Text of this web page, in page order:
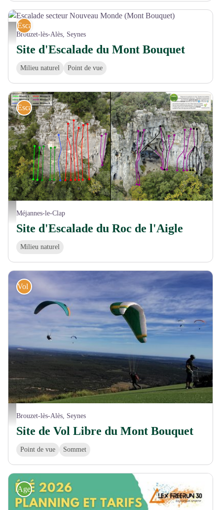
Escalade secteur Nouveau Monde (Mont Bouquet) - © A. GRIFFON - Dpt30
Escalade
Brouzet-lès-Alès, Seynes
Site d'Escalade du Mont Bouquet
Milieu naturel Point de vue
Voies du Roc de l'Aigle - © H. TAYOLLE / C. LAVIGNE
Escalade
Méjannes-le-Clap
Site d'Escalade du Roc de l'Aigle
Milieu naturel
Vol au Mont Bouquet - © A. GRIFFON - Dpt30
Vol Libre
Brouzet-lès-Alès, Seynes
Site de Vol Libre du Mont Bouquet
Point de vue Sommet
Agenda